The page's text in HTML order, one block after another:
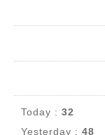
Today : 32
Yesterday : 48